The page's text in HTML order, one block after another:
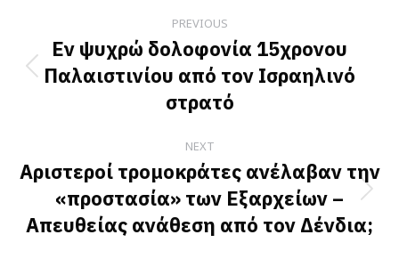
navigation
PREVIOUS
Previous
post:
Εν ψυχρώ δολοφονία 15χρονου
Παλαιστινίου από τον Ισραηλινό
στρατό
NEXT
Next
post:
Αριστεροί τρομοκράτες ανέλαβαν την
«προστασία» των Εξαρχείων –
Απευθείας ανάθεση από τον Δένδια;